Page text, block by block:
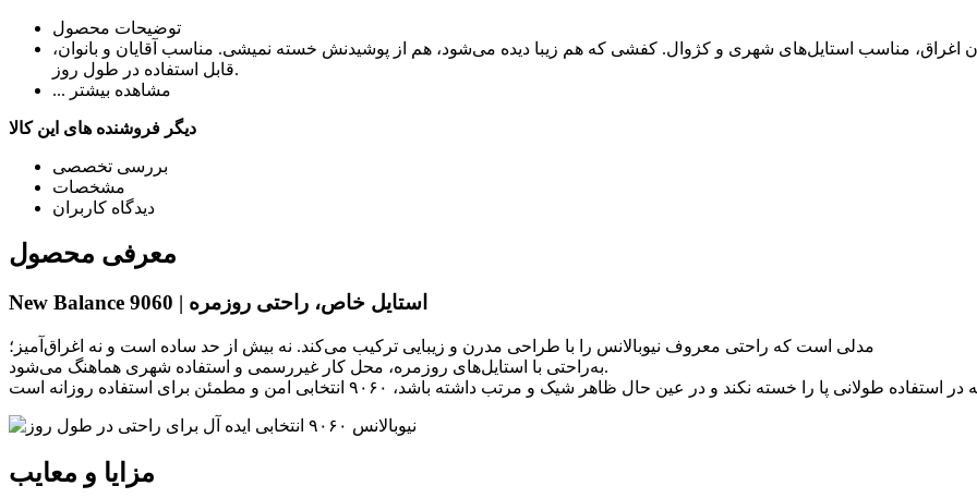
توضیحات محصول
مناسب استایل‌های شهری و کژوال. کفشی که هم زیبا دیده می‌شود، هم از پوشیدنش خسته نمیشی. مناسب آقایان و بانوان،‌
قابل استفاده در طول روز.
... مشاهده بیشتر
دیگر فروشنده های این کالا
بررسی تخصصی
مشخصات
دیدگاه کاربران
معرفی محصول
New Balance 9060 | استایل خاص، راحتی روزمره
مدلی است که راحتی معروف نیوبالانس را با طراحی مدرن و زیبایی ترکیب می‌کند. نه بیش از حد ساده است و نه اغراق‌آمیز؛
به‌راحتی با استایل‌های روزمره، محل کار غیررسمی و استفاده شهری هماهنگ می‌شود.
مزایا و معایب